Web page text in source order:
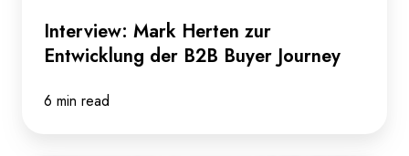
Interview: Mark Herten zur
Entwicklung der B2B Buyer Journey
6 min read